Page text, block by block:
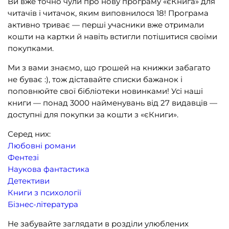
читачів і читачок, яким виповнилося 18! Програма
активно триває — перші учасники вже отримали
кошти на картки й навіть встигли потішитися своїми
покупками.
Ми з вами знаємо, що грошей на книжки забагато
не буває :), тож діставайте списки бажанок і
поповнюйте свої бібліотеки новинками! Усі наші
книги — понад 3000 найменувань від 27 видавців —
доступні для покупки за кошти з «єКниги».
Серед них:
Любовні романи
Фентезі
Наукова фантастика
Детективи
Книги з психології
Бізнес-література
Не забувайте заглядати в розділи улюблених